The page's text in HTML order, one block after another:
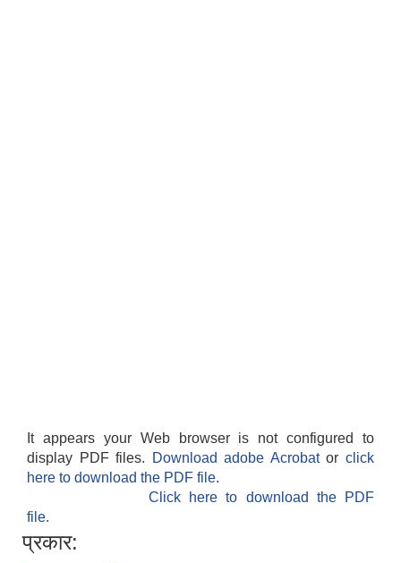
It appears your Web browser is not configured to
display PDF files.
Download adobe Acrobatorclick
here to download the PDF file.
Click here to download the PDF
file.
प्रकार: